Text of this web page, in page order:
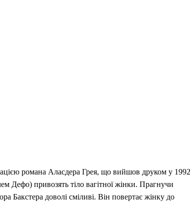
романа Аласдера Грея, що вийшов друком у 1992
Дефо) привозять тіло вагітної жінки. Прагнучи
Бакстера доволі сміливі. Він повертає жінку до